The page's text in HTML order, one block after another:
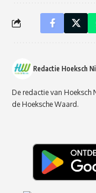
Redactie Hoeksch
De redactie van
de Hoeksche Waard.